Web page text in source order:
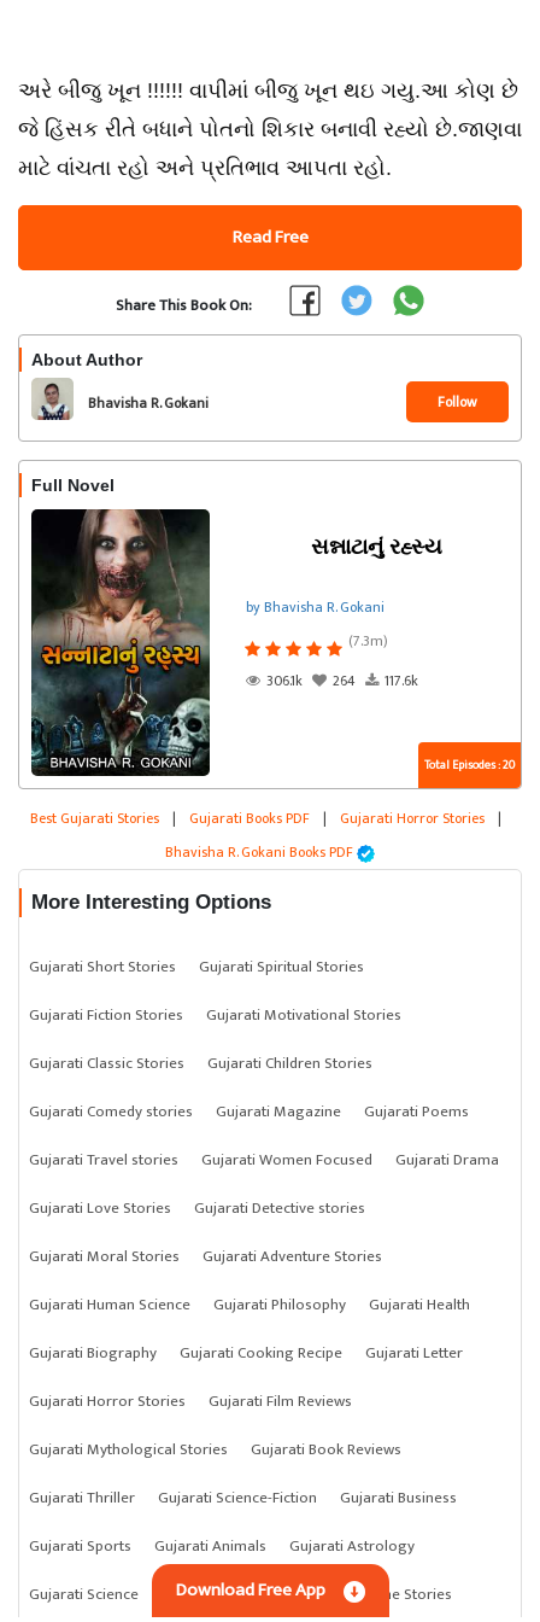
અરે બીજુ ખૂન !!!!!! વાપીમાં બીજુ ખૂન થઇ ગયુ.આ કોણ છે
જે હિંસક રીતે બધાને પોતનો શિકાર બનાવી રહ્યો છે.જાણવા
માટે વાંચતા રહો અને પ્રતિભાવ આપતા રહો.
Read Free
Share This Book On:
About Author
Bhavisha R. Gokani Follow
Full Novel
સન્નાટાનું રહ્સ્ય
by Bhavisha R. Gokani
(7.3m)
306.1k
264 117.6k
Total Episodes : 20
Best Gujarati Stories | Gujarati Books PDF | Gujarati Horror Stories |
Bhavisha R. Gokani Books PDF
More Interesting Options
Gujarati Short Stories
Gujarati Spiritual Stories
Gujarati Fiction Stories
Gujarati Motivational Stories
Gujarati Classic Stories
Gujarati Children Stories
Gujarati Comedy stories
Gujarati Magazine
Gujarati Poems
Gujarati Travel stories
Gujarati Women Focused
Gujarati Drama
Gujarati Love Stories
Gujarati Detective stories
Gujarati Moral Stories
Gujarati Adventure Stories
Gujarati Human Science
Gujarati Philosophy
Gujarati Health
Gujarati Biography
Gujarati Cooking Recipe
Gujarati Letter
Gujarati Horror Stories
Gujarati Film Reviews
Gujarati Mythological Stories
Gujarati Book Reviews
Gujarati Thriller
Gujarati Science-Fiction
Gujarati Business
Gujarati Sports
Gujarati Animals
Gujarati Astrology
Gujarati Science
Gujarati Anything Gujarati Crime Stories
Download Free App